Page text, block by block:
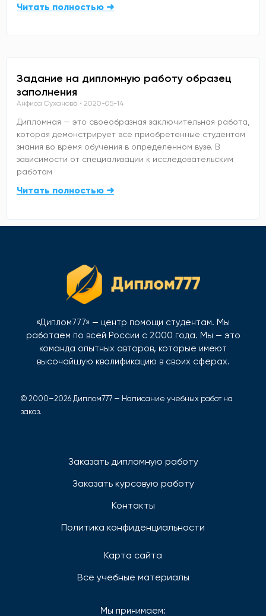
Читать полностью ➜
Задание на дипломную работу образец
заполнения
Анфиса Суханова 2020-05-14
Дипломная — это своеобразная заключительная работа,
которая демонстрирует все приобретенные студентом
знания во время обучения в определенном вузе. В
зависимости от специализации к исследовательским
работам
Читать полностью ➜
«Диплом777» — центр помощи студентам. Мы
работаем по всей России с 2000 года. Мы — это
команда опытных авторов, которые имеют
высочайшую квалификацию в своих сферах.
© 2000–2026 Диплом777 — Написание учебных работ на
заказ.
Заказать дипломную работу
Заказать курсовую работу
Контакты
Политика конфиденциальности
Карта сайта
Все учебные материалы
Мы принимаем: